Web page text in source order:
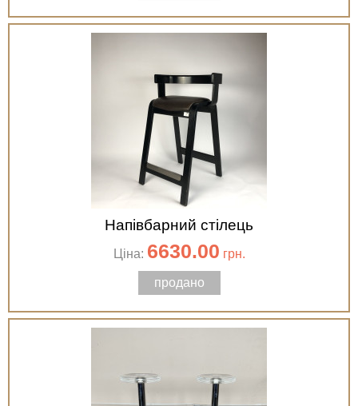
Напівбарний стілець
Ціна: 6630.00 грн.
продано